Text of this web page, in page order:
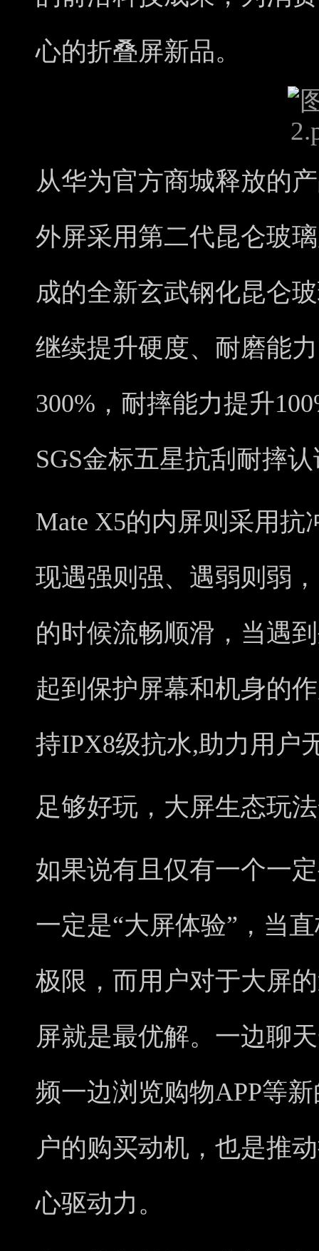
心的折叠屏新品。
从华为官方商城释放的
外屏采用第二代昆仑玻
成的全新玄武钢化昆仑
继续提升硬度、耐磨能
300%，耐摔能力提升
SGS金标五星抗刮耐摔
Mate X5的内屏则采用
现遇强则强、遇弱则弱
的时候流畅顺滑，当遇
起到保护屏幕和机身的
持IPX8级抗水,助力用户
足够好玩，大屏生态玩
如果说有且仅有一个一
一定是“大屏体验”，当
极限，而用户对于大屏
屏就是最优解。一边聊
频一边浏览购物APP等
户的购买动机，也是推
心驱动力。